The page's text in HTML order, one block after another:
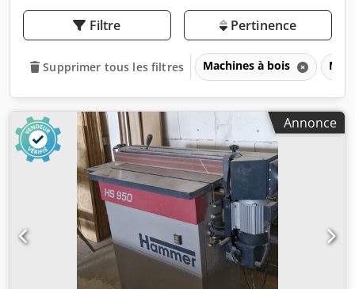
Filtre Pertinence
Supprimer tous les filtres Machines à bois
Annonce